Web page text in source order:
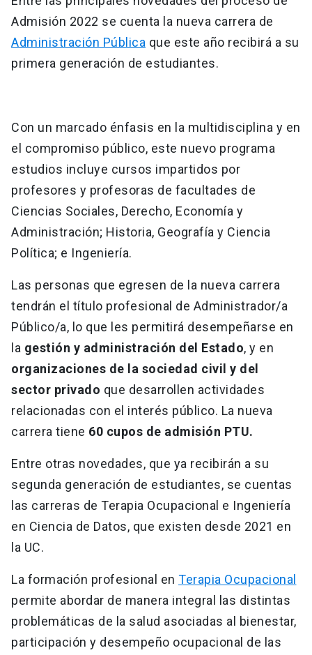
Admisión 2022 se cuenta la nueva carrera de
Administración Pública que este año recibirá a su
primera generación de estudiantes.
Con un marcado énfasis en la multidisciplina y en
el compromiso público, este nuevo programa
estudios incluye cursos impartidos por
profesores y profesoras de facultades de
Ciencias Sociales, Derecho, Economía y
Administración; Historia, Geografía y Ciencia
Política; e Ingeniería.
Las personas que egresen de la nueva carrera
tendrán el título profesional de Administrador/a
Público/a, lo que les permitirá desempeñarse en
la gestión y administración del Estado, y en
organizaciones de la sociedad civil y del
sector privado que desarrollen actividades
relacionadas con el interés público. La nueva
carrera tiene 60 cupos de admisión PTU.
Entre otras novedades, que ya recibirán a su
segunda generación de estudiantes, se cuentas
las carreras de Terapia Ocupacional e Ingeniería
en Ciencia de Datos, que existen desde 2021 en
la UC.
La formación profesional en Terapia Ocupacional
permite abordar de manera integral las distintas
problemáticas de la salud asociadas al bienestar,
participación y desempeño ocupacional de las